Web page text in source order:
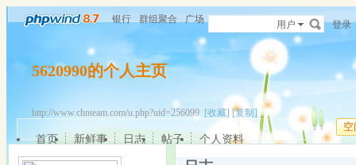
银行 群组聚合 广场 用户 登录
5620990的个人主页
http://www.chnteam.com/u.php?uid=256099 [收藏] [复制]
空
首页 新鲜事 日志 帖子 个人资料